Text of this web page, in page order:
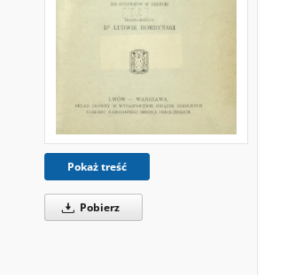
Pokaż treść
Pobierz